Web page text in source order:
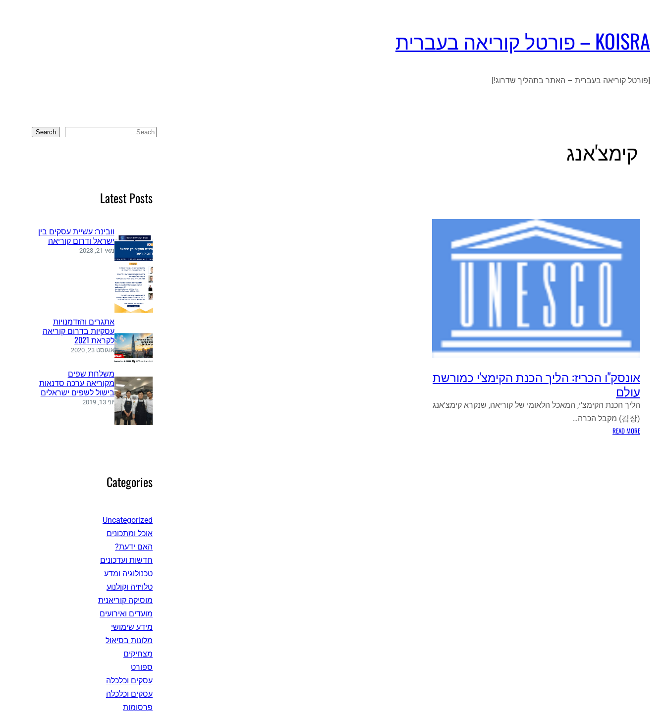
KOISRA – פורטל קוריאה בעברית
[פורטל קוריאה בעברית – האתר בתהליך שדרוג!]
קימצ'אנג
אונסק"ו הכריז: הליך הכנת הקימצ'י כמורשת
עולם
הליך הכנת הקימצ'י, המאכל הלאומי של קוריאה, שנקרא קימצ'אנג
(김장) מקבל הכרה…
READ MORE
:
S
Search
Latest Posts
וובינר: עשיית עסקים בין
ישראל ודרום קוריאה
מאי 21, 2023
אתגרים והזדמנויות
עסקיות בדרום קוריאה
לקראת 2021
אוגוסט 23, 2020
משלחת שפים
מקוריאה ערכה סדנאות
בישול לשפים ישראלים
יוני 13, 2019
Categories
Uncategorized
אוכל ומתכונים
האם ידעת?
חדשות ועדכונים
טכנולוגיה ומדע
טלויזיה וקולנוע
מוסיקה קוריאנית
מועדים ואירועים
מידע שימושי
מלונות בסיאול
מצחיקים
ספורט
עסקים וכלכלה
עסקים וכלכלה
פרסומות